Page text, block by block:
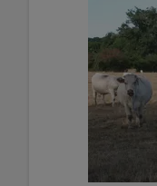
« De
l'emmener